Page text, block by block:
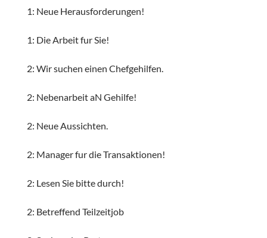
1: Neue Herausforderungen!
1: Die Arbeit fur Sie!
2: Wir suchen einen Chefgehilfen.
2: Nebenarbeit aN Gehilfe!
2: Neue Aussichten.
2: Manager fur die Transaktionen!
2: Lesen Sie bitte durch!
2: Betreffend Teilzeitjob